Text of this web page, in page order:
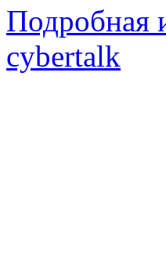
Подробная
cybertalk